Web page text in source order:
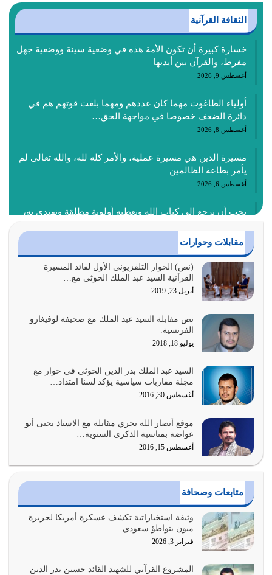
الثقافة القرآنية
خسارة كبيرة أن تكون الأمة هذه في وضعية سيئة ووضعية جهل
مفرط، والقرآن بين أيديها
أغسطس 9, 2026
أولياء الطاغوت مهما كان عددهم ومهما بلغت قوتهم هم في
دائرة الضعف خصوصا في مواجهة الحق…
أغسطس 8, 2026
مسيرة الدين هي مسيرة عملية، والأمر كله لله، والله تعالى لم
يأمر بطاعة الظالمين
أغسطس 6, 2026
يجب أن نرجع إلى كتاب الله ونعطيه أولوية مطلقة ونهتدي به،
أغسطس 4, 2026
عندما لم تؤخذ منهجية تعليم الناس من خلال القرآن الكريم
حصل ضياع للأمة وضياع للأجيال
أغسطس 3, 2026
الغاية من الصلاة هو ذكر الله (أقم الصلاة لذكري) إضافة إلى
{وَأَعِدُّوا لَهُمْ مَا…
أغسطس 2, 2026
السبب الرئيسي لشقاء الأمة الابتعاد عن كتاب الله والتعدي
لحدود الله بالإضافات للدين
أغسطس 1, 2026
أبرز أسباب الشقاء هو الإعراض عن ذكر الله وعن هدى الله
المتمثل في القرآن الكريم
يوليو 31, 2026
أولياء الشيطان كلما كانوا أكثر ولاءً وطاعة للشيطان كلما كانوا
أكثر ضعفاً
يوليو 30, 2026
وعد الله تعالى من يُقتل في سبيله بالحياة الأبدية والرزق
والاستبشار والنجاة والخلود في…
يوليو 29, 2026
مقابلات وحوارات
(نص) الحوار التلفزيوني الأول لقائد المسيرة
القرآنية السيد عبد الملك الحوثي مع…
أبريل 23, 2019
نص مقابلة السيد عبد الملك مع صحيفة لوفيغارو
الفرنسية.
يوليو 18, 2018
السيد عبد الملك بدر الدين الحوثي في حوار مع
مجلة مقاربات سياسية يؤكد لسنا امتداد…
أغسطس 30, 2016
موقع أنصار الله يجري مقابلة مع الاستاذ يحيى أبو
عواضة بمناسبة الذكرى السنوية…
أغسطس 15, 2016
متابعات وصحافة
وثيقة استخباراتية تكشف عسكرة أمريكا لجزيرة
ميون بتواطؤ سعودي
فبراير 3, 2026
المشروع القرآني للشهيد القائد حسين بدر الدين